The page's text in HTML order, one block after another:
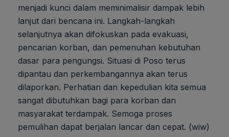
menjadi kunci dalam meminimalisir dampak lebih
lanjut dari bencana ini. Langkah-langkah
selanjutnya akan difokuskan pada evakuasi,
pencarian korban, dan pemenuhan kebutuhan
dasar para pengungsi. Situasi di Poso terus
dipantau dan perkembangannya akan terus
dilaporkan. Perhatian dan kepedulian kita semua
sangat dibutuhkan bagi para korban dan
masyarakat terdampak. Semoga proses
pemulihan dapat berjalan lancar dan cepat. (wiw)